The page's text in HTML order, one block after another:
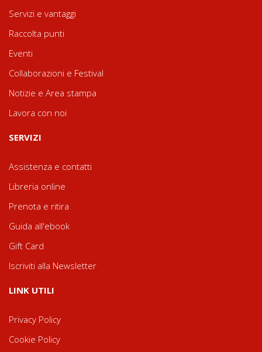
Servizi e vantaggi
Raccolta punti
Eventi
Collaborazioni e Festival
Notizie e Area stampa
Lavora con noi
SERVIZI
Assistenza e contatti
Libreria online
Prenota e ritira
Guida all'ebook
Gift Card
Iscriviti alla Newsletter
LINK UTILI
Privacy Policy
Cookie Policy